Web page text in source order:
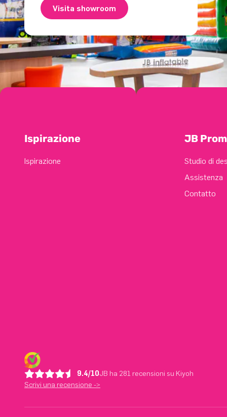
Visita showroom
Ispirazione
Ispirazione
JB
Studio di
Assistenza
Contatto
9.4/10JB ha 281 recensioni su Kiyoh
Scrivi una recensione ->